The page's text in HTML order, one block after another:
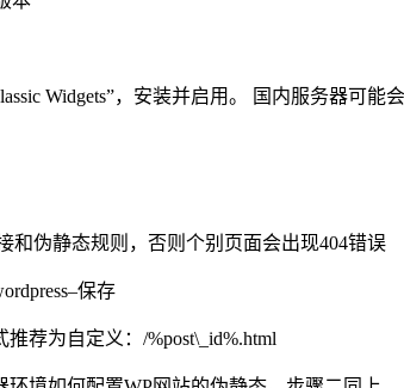
Widgets”，安装并启用。 国内服务器可
和伪静态规则，否则个别页面会出现404错误
保存
荐为自定义：/%post\_id%.html